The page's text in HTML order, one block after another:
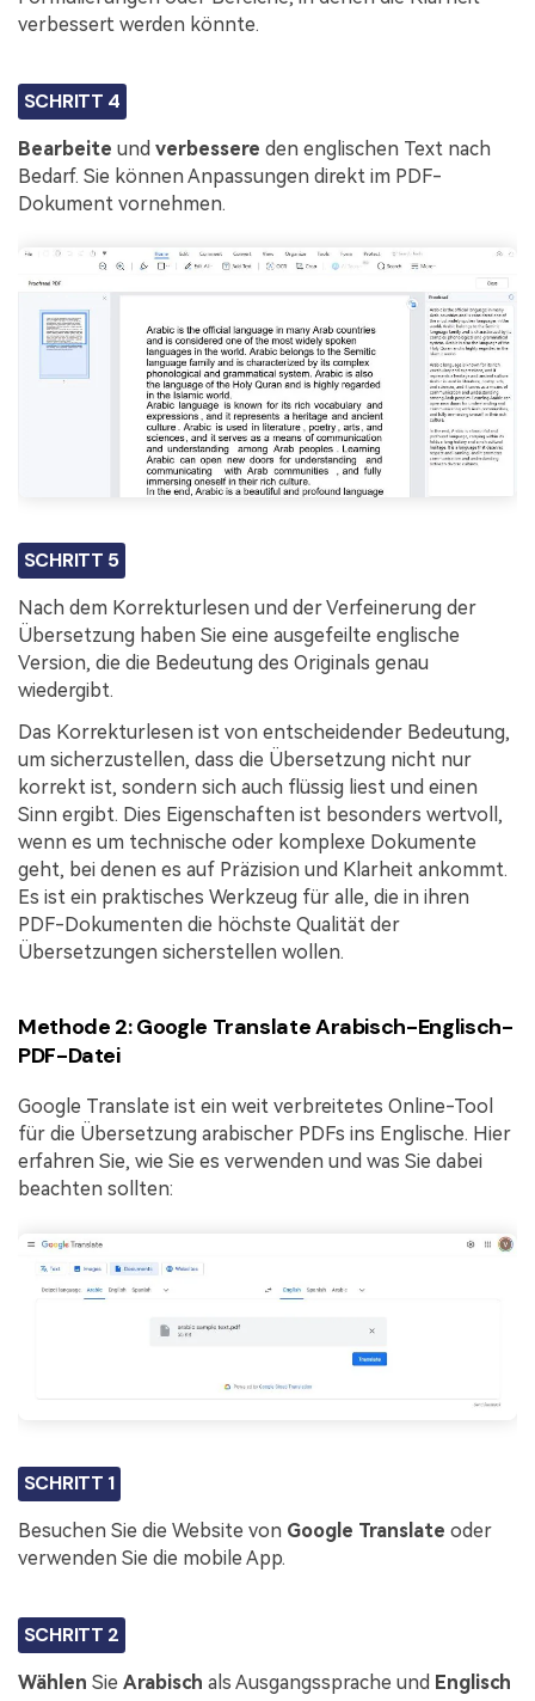
verbessert werden könnte.
SCHRITT 4
Bearbeite und verbessere den englischen Text nach
Bedarf. Sie können Anpassungen direkt im PDF-
Dokument vornehmen.
SCHRITT 5
Nach dem Korrekturlesen und der Verfeinerung der
Übersetzung haben Sie eine ausgefeilte englische
Version, die die Bedeutung des Originals genau
wiedergibt.
Das Korrekturlesen ist von entscheidender Bedeutung,
um sicherzustellen, dass die Übersetzung nicht nur
korrekt ist, sondern sich auch flüssig liest und einen
Sinn ergibt. Dies Eigenschaften ist besonders wertvoll,
wenn es um technische oder komplexe Dokumente
geht, bei denen es auf Präzision und Klarheit ankommt.
Es ist ein praktisches Werkzeug für alle, die in ihren
PDF-Dokumenten die höchste Qualität der
Übersetzungen sicherstellen wollen.
Methode 2: Google Translate Arabisch-Englisch-
PDF-Datei
Google Translate ist ein weit verbreitetes Online-Tool
für die Übersetzung arabischer PDFs ins Englische. Hier
erfahren Sie, wie Sie es verwenden und was Sie dabei
beachten sollten:
SCHRITT 1
Besuchen Sie die Website von Google Translate oder
verwenden Sie die mobile App.
SCHRITT 2
Wählen Sie Arabisch als Ausgangssprache und Englisch